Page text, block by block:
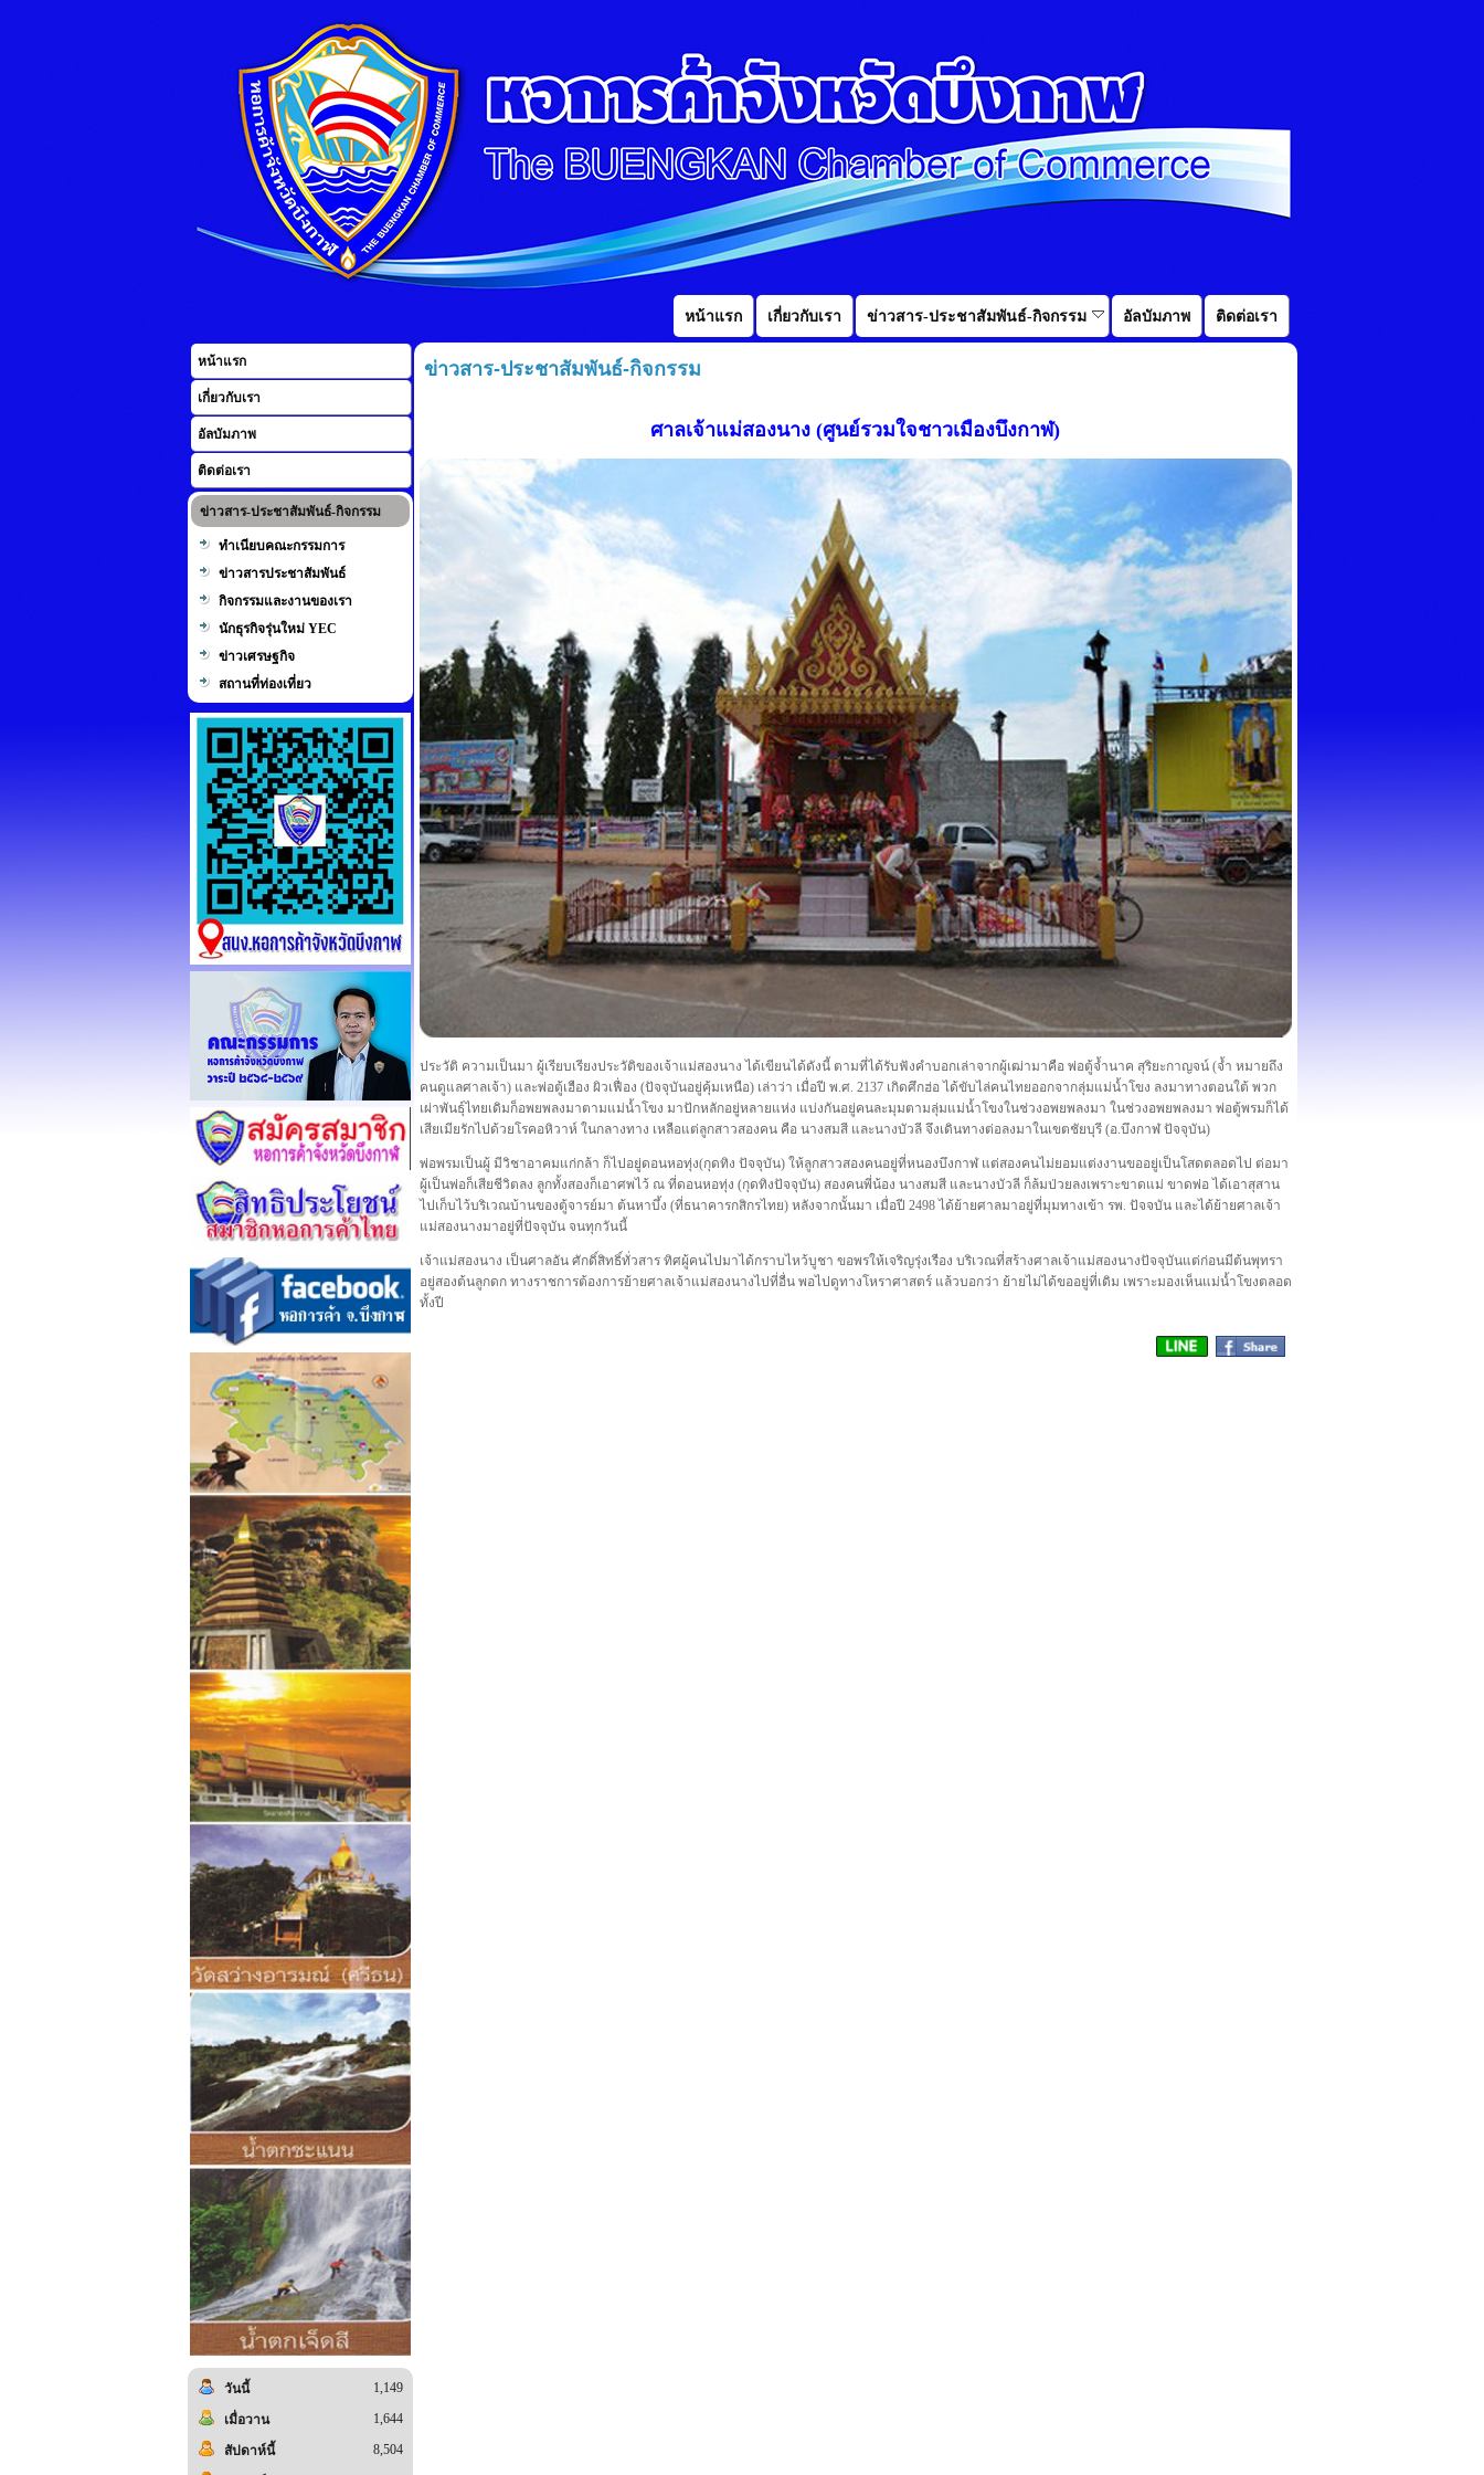
ติดต่อเรา
อัลบัมภาพ
ข่าวสาร-ประชาสัมพันธ์-กิจกรรม
เกี่ยวกับเรา
หน้าแรก
หน้าแรก
เกี่ยวกับเรา
อัลบัมภาพ
ติดต่อเรา
ข่าวสาร-ประชาสัมพันธ์-กิจกรรม
ทำเนียบคณะกรรมการ
ข่าวสารประชาสัมพันธ์
กิจกรรมและงานของเรา
นักธุรกิจรุ่นใหม่ YEC
ข่าวเศรษฐกิจ
สถานที่ท่องเที่ยว
วันนี้ 1,149
เมื่อวาน 1,644
สัปดาห์นี้ 8,504
ข่าวสาร-ประชาสัมพันธ์-กิจกรรม
ศาลเจ้าแม่สองนาง (ศูนย์รวมใจชาวเมืองบึงกาฬ)
ประวัติ ความเป็นมา ผู้เรียบเรียงประวัติของเจ้าแม่สองนาง ได้เขียนได้ดังนี้ ตามที่ได้รับฟังคำบอกเล่าจากผู้เฒ่ามาคือ พ่อตู้จ้ำนาค สุริยะกาญจน์ (จ้ำ หมายถึง
คนดูแลศาลเจ้า) และพ่อตู้เฮือง ผิวเฟื่อง (ปัจจุบันอยู่คุ้มเหนือ) เล่าว่า เมื่อปี พ.ศ. 2137 เกิดศึกฮ่อ ได้ขับไล่คนไทยออกจากลุ่มแม่น้ำโขง ลงมาทางตอนใต้ พวก
เผ่าพันธุ์ไทยเดิมก็อพยพลงมาตามแม่น้ำโขง มาปักหลักอยู่หลายแห่ง แบ่งกันอยู่คนละมุมตามลุ่มแม่น้ำโขงในช่วงอพยพลงมา ในช่วงอพยพลงมา พ่อตู้พรมก็ได้
เสียเมียรักไปด้วยโรคอหิวาห์ ในกลางทาง เหลือแต่ลูกสาวสองคน คือ นางสมสี และนางบัวลี จึงเดินทางต่อลงมาในเขตชัยบุรี (อ.บึงกาฬ ปัจจุบัน)
พ่อพรมเป็นผู้ มีวิชาอาคมแก่กล้า ก็ไปอยู่ดอนหอทุ่ง(กุดทิง ปัจจุบัน) ให้ลูกสาวสองคนอยู่ที่หนองบึงกาฬ แต่สองคนไม่ยอมแต่งงานขออยู่เป็นโสดตลอดไป ต่อมา
ผู้เป็นพ่อก็เสียชีวิตลง ลูกทั้งสองก็เอาศพไว้ ณ ที่ดอนหอทุ่ง (กุดทิงปัจจุบัน) สองคนพี่น้อง นางสมสี และนางบัวลี ก็ล้มป่วยลงเพราะขาดแม่ ขาดพ่อ ได้เอาสุสาน
ไปเก็บไว้บริเวณบ้านของตู้จารย์มา ต้นหาบึ้ง (ที่ธนาคารกสิกรไทย) หลังจากนั้นมา เมื่อปี 2498 ได้ย้ายศาลมาอยู่ที่มุมทางเข้า รพ. ปัจจบัน และได้ย้ายศาลเจ้า
แม่สองนางมาอยู่ที่ปัจจุบัน จนทุกวันนี้
เจ้าแม่สองนาง เป็นศาลอัน ศักดิ์สิทธิ์ทั่วสาร ทิศผู้คนไปมาได้กราบไหว้บูชา ขอพรให้เจริญรุ่งเรือง บริเวณที่สร้างศาลเจ้าแม่สองนางปัจจุบันแต่ก่อนมีต้นพุทรา
อยู่สองต้นลูกดก ทางราชการต้องการย้ายศาลเจ้าแม่สองนางไปที่อื่น พอไปดูทางโหราศาสตร์ แล้วบอกว่า ย้ายไม่ได้ขออยู่ที่เดิม เพราะมองเห็นแม่น้ำโขงตลอด
ทั้งปี